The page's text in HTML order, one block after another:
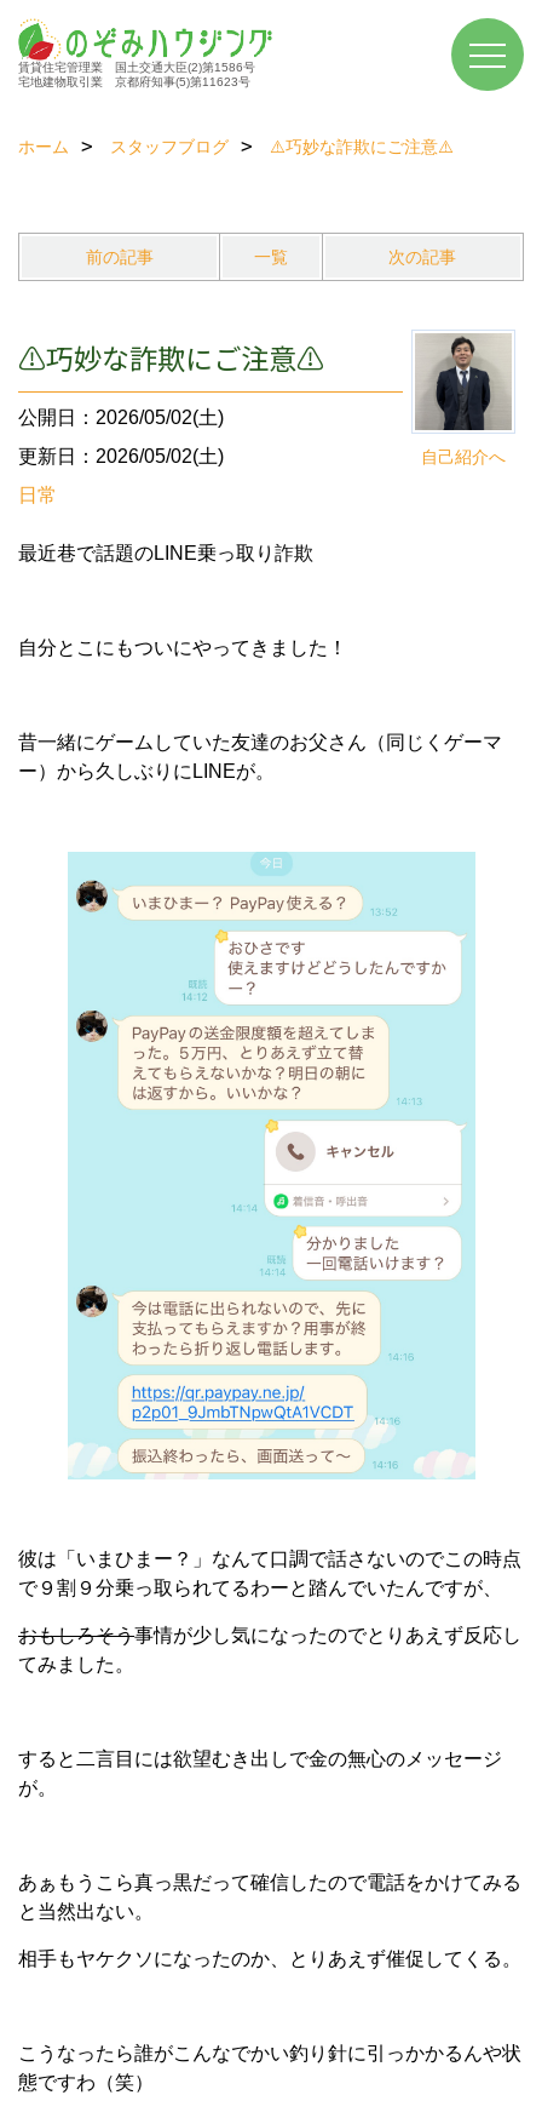
賃貸住宅管理業 国土交通大臣(2)第1586号
宅地建物取引業 京都府知事(5)第11623号
ホーム スタッフブログ ⚠️巧妙な詐欺にご注意⚠️
前の記事 一覧 次の記事
自己紹介へ
⚠️巧妙な詐欺にご注意⚠️
公開日：2026/05/02(土)
更新日：2026/05/02(土)
日常
最近巷で話題のLINE乗っ取り詐欺
自分とこにもついにやってきました！
昔一緒にゲームしていた友達のお父さん（同じくゲーマ
ー）から久しぶりにLINEが。
彼は「いまひまー？」なんて口調で話さないのでこの時点
で９割９分乗っ取られてるわーと踏んでいたんですが、
おもしろそう事情が少し気になったのでとりあえず反応し
てみました。
すると二言目には欲望むき出しで金の無心のメッセージ
が。
あぁもうこら真っ黒だって確信したので電話をかけてみる
と当然出ない。
相手もヤケクソになったのか、とりあえず催促してくる。
こうなったら誰がこんなでかい釣り針に引っかかるんや状
態ですわ（笑）